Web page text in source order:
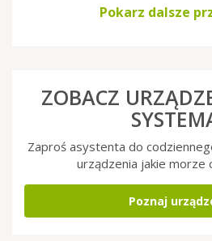
Pokarz dalsze
ZOBACZ
Zaproś asystenta do
urządzenia jakie morze
Poznaj